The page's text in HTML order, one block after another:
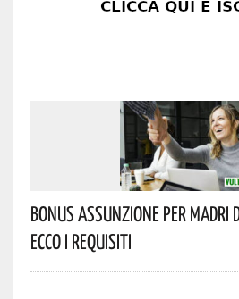
Bonus Assunzione Per Madri
Ecco I Requisiti